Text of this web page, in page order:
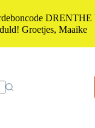
DRENTHE
Groetjes, Maaike